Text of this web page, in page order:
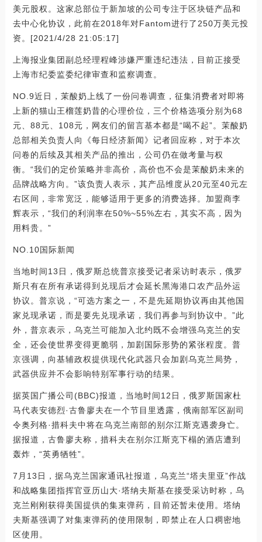
美元股权。这家总部位于新加坡的公司专注于区块链产品和
去中心化协议，此前在2018年对Fantom进行了250万美元投
资。[2021/4/28 21:05:17]
上海报业集团副总经理程峰涉嫌严重违纪违法，目前正接受
上海市纪委监委纪律审查和监察调查。
NO.9近日，茉酸奶上线了一份问卷调查，征集消费者对即将
上新的猫山王榴莲奶昔的心理价位，三个价格选项分别为68
元、88元、108元，网友们的留言基本都是“喝不起”。茉酸奶
总部相关负责人向《每日经济新闻》记者回应称，对于本次
问卷的后续及其相关产品的推出，公司仍在做考量与权
衡。“我们的定价策略并非高价，高价也不会是茉酸奶未来的
品牌战略方向。”该负责人表示，其产品维度从20元至40元左
右区间，非常宽泛，能够适用于更多的消费选择。加盟商李
辉表示，“我们的利润率在50%~55%左右，其实不高，因为
用料贵。”
NO.10国际新闻
当地时间13日，俄罗斯总统普京接受记者采访时表示，俄罗
斯只有在所有承诺得到兑现后才会延长黑海港口农产品外运
协议。普京说，“可选方案之一，不是先延期协议再由其他国
家兑现承诺，而是要先兑现承诺，我们再参与到协议中。”此
外，普京表示，乌克兰可能加入北约既不会增强乌克兰的安
全，还会使世界变得更脆弱，加剧国际形势的紧张程度。普
京强调，向基辅政权提供现代化武器只会加剧乌克兰局势，
武器供应并不会影响特别军事行动的结果。
据英国广播公司(BBC)报道，当地时间12日，俄罗斯国家杜
马代表安德烈·古鲁廖夫在一个节目里透露，俄南部军区副司
令奥列格·措科夫中将在乌克兰南部的别尔江斯克遇袭身亡。
据报道，古鲁廖夫称，措科夫在别尔江斯克下榻的酒店遭到
轰炸，“英勇牺牲”。
7月13日，据乌克兰国家通讯社报道，乌克兰“塔夫里亚”作战
和战略集团指挥官亚历山大·塔纳夫斯基在接受采访时称，乌
克兰刚刚获得美国提供的集束弹药，目前还暂未使用。塔纳
夫斯基强调了对集束弹药的使用限制，即禁止在人口稠密地
区使用。